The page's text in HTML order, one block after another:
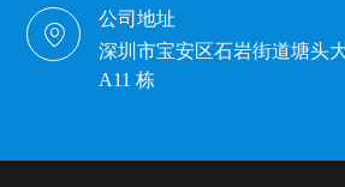
公司地址
深圳市宝安区石岩街道塘头
A11 栋